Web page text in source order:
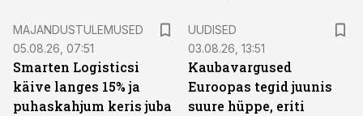
MAJANDUSTULEMUSED
05.08.26, 07:51
Smarten Logisticsi
käive langes 15% ja
puhaskahjum keris juba
UUDISED
03.08.26, 13:51
Kaubavargused
Euroopas tegid juunis
suure hüppe, eriti